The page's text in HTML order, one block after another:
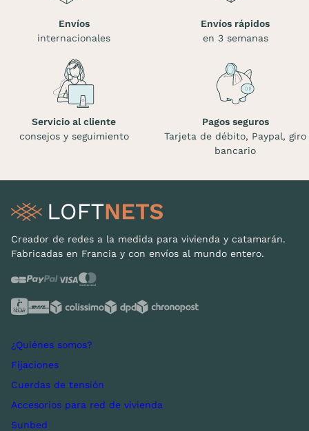
Envíos
internacionales
Envíos rápidos
en 3 semanas
Servicio al cliente
consejos y seguimiento
Pagos seguros
Tarjeta de débito, Paypal, giro
bancario
Creador de redes a la medida para vivienda y catamarán.
Fabricadas en Francia y con envíos al mundo entero.
¿Quiénes somos?
Fijaciones
Cuerdas de tensión
Accesorios para red de vivienda
Sunbed